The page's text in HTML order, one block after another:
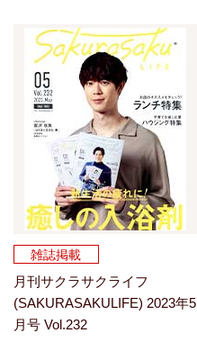
雑誌掲載
月刊サクラサクライフ
(SAKURASAKULIFE) 2023年5
月号 Vol.232